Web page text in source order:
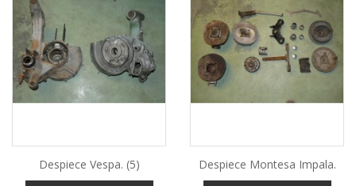
Despiece Vespa. (5) Despiece Montesa Impala.